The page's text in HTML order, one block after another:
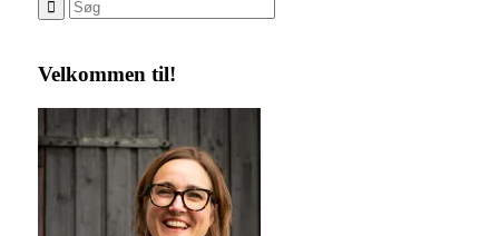
Velkommen til!